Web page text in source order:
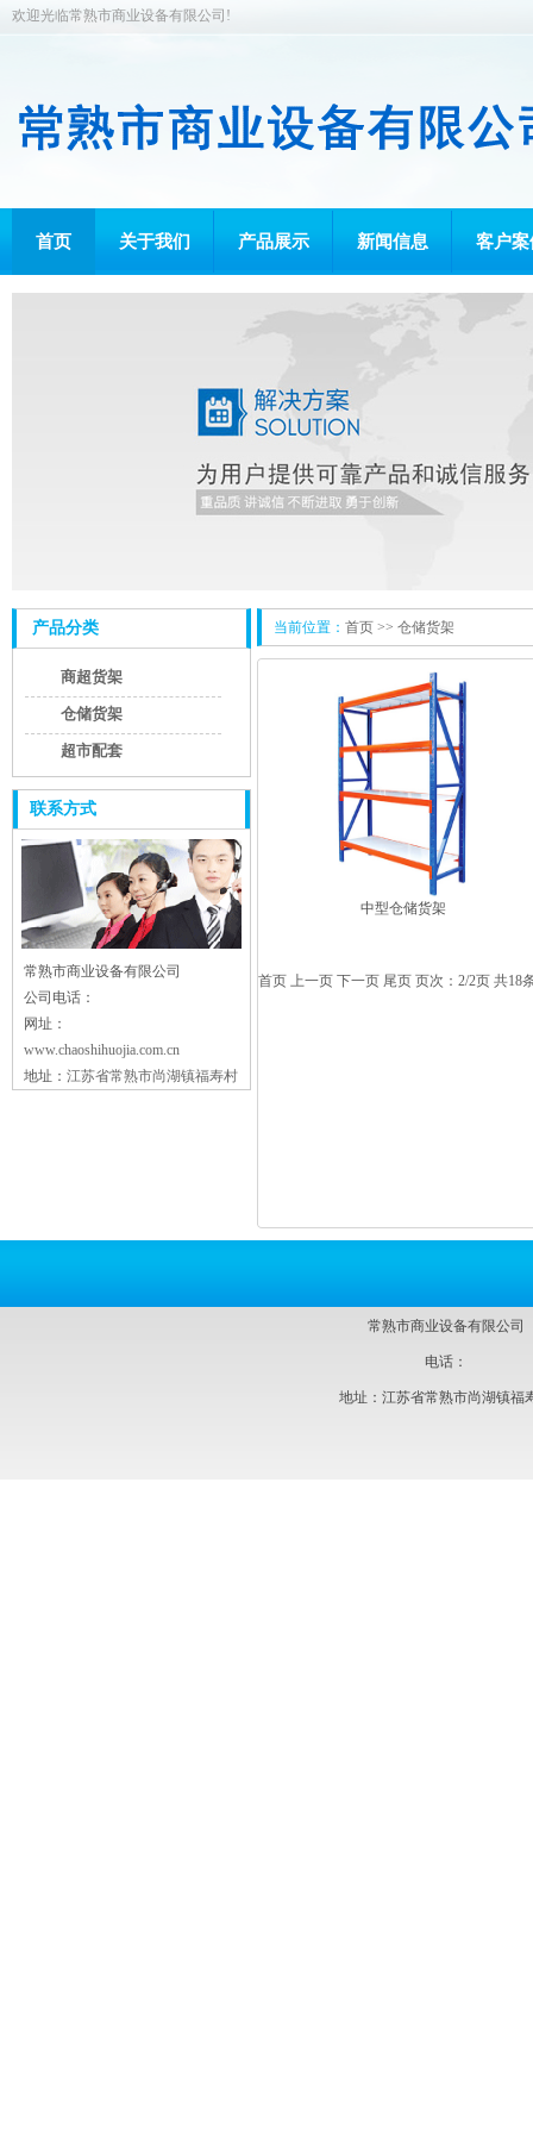
欢迎光临常熟市商业设备有限公司!
首页 关于我们 产品展示 新闻信息 客户案
产品分类
商超货架
仓储货架
超市配套
联系方式
常熟市商业设备有限公司
公司电话：
网址：
www.chaoshihuojia.com.cn
地址： 江苏省常熟市尚湖镇福寿村
当前位置： 首页 >> 仓储货架
中型仓储货架
首页 上一页 下一页 尾页 页次：2/2页 共18
常熟市商业设备有限公司
电话：
地址：江苏省常熟市尚湖镇福